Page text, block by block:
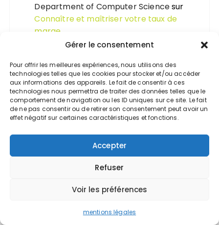
Gérer le consentement
Pour offrir les meilleures expériences, nous utilisons des
technologies telles que les cookies pour stocker et/ou accéder
aux informations des appareils. Le fait de consentir à ces
technologies nous permettra de traiter des données telles que le
comportement de navigation ou les ID uniques sur ce site. Le fait
de ne pas consentir ou de retirer son consentement peut avoir un
effet négatif sur certaines caractéristiques et fonctions.
Accepter
Refuser
Voir les préférences
mentions légales
Department of Computer Sciencesur
Connaître et maîtriser votre taux de
marge
Department of Computer Science
Personne morale et personne physique,
quelle différence ?
Expert-comptable ValoxysurL’expert-
comptable et la lutte contre le
blanchiment